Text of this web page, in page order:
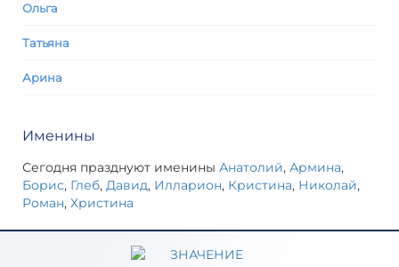
Ольга
Татьяна
Арина
Именины
Сегодня празднуют именины Анатолий, Армина,
Борис, Глеб, Давид, Илларион, Кристина, Николай,
Роман, Христина